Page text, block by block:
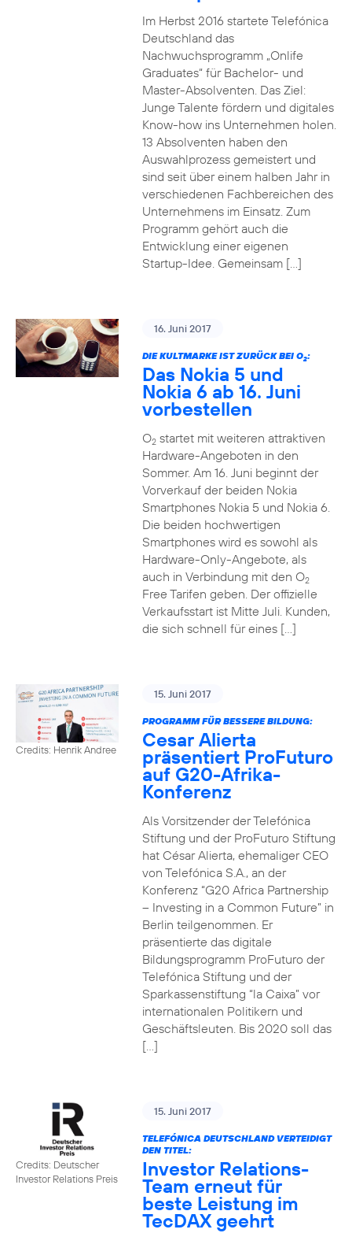
Im Herbst 2016 startete Telefónica
Deutschland das
Nachwuchsprogramm „Onlife
Graduates“ für Bachelor- und
Master-Absolventen. Das Ziel:
Junge Talente fördern und digitales
Know-how ins Unternehmen holen.
13 Absolventen haben den
Auswahlprozess gemeistert und
sind seit über einem halben Jahr in
verschiedenen Fachbereichen des
Unternehmens im Einsatz. Zum
Programm gehört auch die
Entwicklung einer eigenen
Startup-Idee. Gemeinsam […]
16. Juni 2017
DIE KULTMARKE IST ZURÜCK BEI O2:
Das Nokia 5 und
Nokia 6 ab 16. Juni
vorbestellen
O2startet mit weiteren attraktiven
Hardware-Angeboten in den
Sommer. Am 16. Juni beginnt der
Vorverkauf der beiden Nokia
Smartphones Nokia 5 und Nokia 6.
Die beiden hochwertigen
Smartphones wird es sowohl als
Hardware-Only-Angebote, als
auch in Verbindung mit den O2
Free Tarifen geben. Der offizielle
Verkaufsstart ist Mitte Juli. Kunden,
die sich schnell für eines […]
Credits: Henrik Andree
15. Juni 2017
PROGRAMM FÜR BESSERE BILDUNG:
Cesar Alierta
präsentiert ProFuturo
auf G20-Afrika-
Konferenz
Als Vorsitzender der Telefónica
Stiftung und der ProFuturo Stiftung
hat César Alierta, ehemaliger CEO
von Telefónica S.A., an der
Konferenz “G20 Africa Partnership
– Investing in a Common Future” in
Berlin teilgenommen. Er
präsentierte das digitale
Bildungsprogramm ProFuturo der
Telefónica Stiftung und der
Sparkassenstiftung “la Caixa” vor
internationalen Politikern und
Geschäftsleuten. Bis 2020 soll das
[…]
Credits: Deutscher
Investor Relations Preis
15. Juni 2017
TELEFÓNICA DEUTSCHLAND VERTEIDIGT
DEN TITEL:
Investor Relations-
Team erneut für
beste Leistung im
TecDAX geehrt